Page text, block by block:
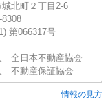
北町２丁目2-6
8308
第066317号
全日本不動産協会
不動産保証協会
情報の見方